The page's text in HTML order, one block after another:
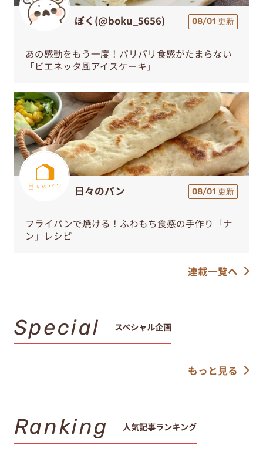
ぼく(@boku_5656) 08/01 更新
あの感動をもう一度！パリパリ食感がたまらない
「ビエネッタ風アイスケーキ」
日々のパン 08/01 更新
フライパンで焼ける！ふわもち食感の手作り「ナ
ン」レシピ
連載一覧へ
Special スペシャル企画
もっと見る
Ranking 人気記事ランキング